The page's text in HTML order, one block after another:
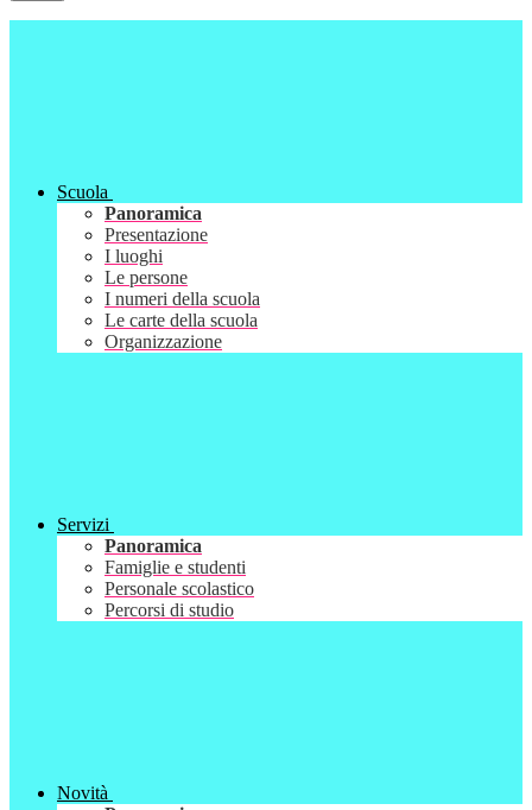
Scuola
Panoramica
Presentazione
I luoghi
Le persone
I numeri della scuola
Le carte della scuola
Organizzazione
Servizi
Panoramica
Famiglie e studenti
Personale scolastico
Percorsi di studio
Novità